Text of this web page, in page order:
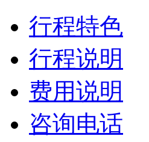
行程特色
行程说明
费用说明
咨询电话